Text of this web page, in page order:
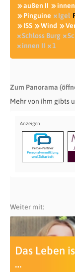
außen II
innen
Pinguine
Igel
ISS
Wind
Schloss Burg
innen II
1
Zum Panorama
Mehr von ihm gibts
Weiter mit:
Das Leben
…